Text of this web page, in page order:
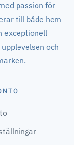
passion för
till både hem
exceptionell
och